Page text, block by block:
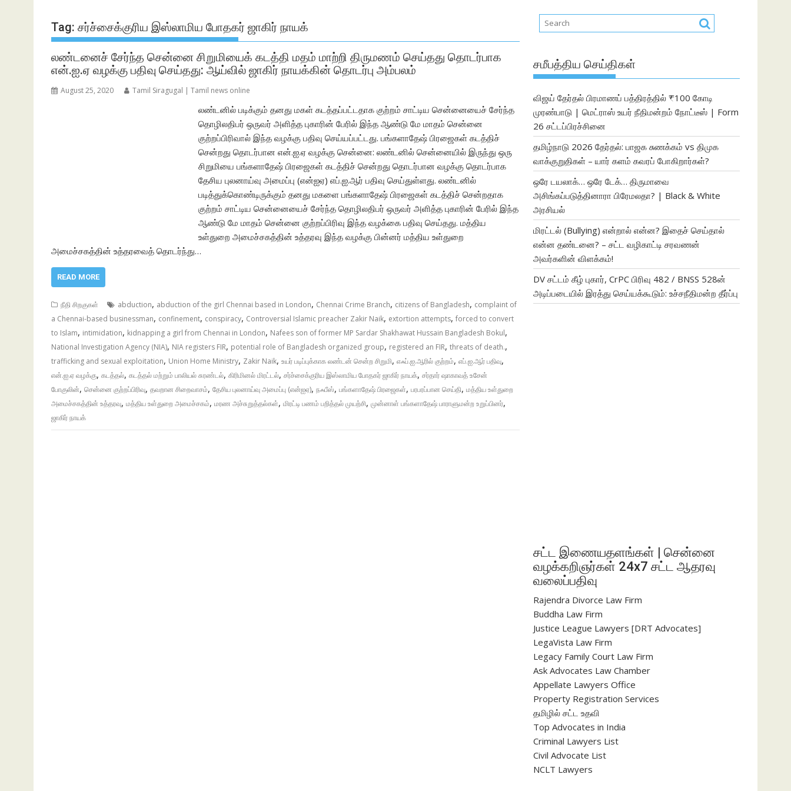
Tag: சர்ச்சைக்குரிய இஸ்லாமிய போதகர் ஜாகிர் நாயக்
லண்டனைச் சேர்ந்த சென்னை சிறுமியைக் கடத்தி மதம் மாற்றி திருமணம் செய்தது தொடர்பாக
என்.ஐ.ஏ வழக்கு பதிவு செய்தது: ஆய்வில் ஜாகிர் நாயக்கின் தொடர்பு அம்பலம்
August 25, 2020 Tamil Siragugal | Tamil news online
லண்டனில் படிக்கும் தனது மகள் கடத்தப்பட்டதாக குற்றம் சாட்டிய சென்னையைச் சேர்ந்த
தொழிலதிபர் ஒருவர் அளித்த புகாரின் பேரில் இந்த ஆண்டு மே மாதம் சென்னை
குற்றப்பிரிவால் இந்த வழக்கு பதிவு செய்யப்பட்டது. பங்களாதேஷ் பிரஜைகள் கடத்திச்
சென்றது தொடர்பான என்.ஐ.ஏ வழக்கு சென்னை: லண்டனில் சென்னையில் இருந்து ஒரு
சிறுமியை பங்களாதேஷ் பிரஜைகள் கடத்திச் சென்றது தொடர்பான வழக்கு தொடர்பாக
தேசிய புலனாய்வு அமைப்பு (என்ஐஏ) எப்.ஐ.ஆர் பதிவு செய்துள்ளது. லண்டனில்
படித்துக்கொண்டிருக்கும் தனது மகளை பங்களாதேஷ் பிரஜைகள் கடத்திச் சென்றதாக
குற்றம் சாட்டிய சென்னையைச் சேர்ந்த தொழிலதிபர் ஒருவர் அளித்த புகாரின் பேரில் இந்த
ஆண்டு மே மாதம் சென்னை குற்றப்பிரிவு இந்த வழக்கை பதிவு செய்தது. மத்திய
உள்துறை அமைச்சகத்தின் உத்தரவு இந்த வழக்கு பின்னர் மத்திய உள்துறை
அமைச்சகத்தின் உத்தரவைத் தொடர்ந்து…
READ MORE
நீதி சிறகுகள் abduction, abduction of the girl Chennai based in London, Chennai Crime Branch, citizens of Bangladesh, complaint of
a Chennai-based businessman, confinement, conspiracy, Controversial Islamic preacher Zakir Naik, extortion attempts, forced to convert
to Islam, intimidation, kidnapping a girl from Chennai in London, Nafees son of former MP Sardar Shakhawat Hussain Bangladesh Bokul,
National Investigation Agency (NIA), NIA registers FIR, potential role of Bangladesh organized group, registered an FIR, threats of death.,
trafficking and sexual exploitation, Union Home Ministry, Zakir Naik, உயர் படிப்புக்காக லண்டன் சென்ற சிறுமி, எஃப்.ஐ.ஆரில் குற்றம், எப்.ஐ.ஆர் பதிவு,
என்.ஐ.ஏ வழக்கு, கடத்தல், கடத்தல் மற்றும் பாலியல் சுரண்டல், கிரிமினல் மிரட்டல், சர்ச்சைக்குரிய இஸ்லாமிய போதகர் ஜாகிர் நாயக், சர்தார் ஷாகாவத் உசேன்
போகுலின், சென்னை குற்றப்பிரிவு, தவறான சிறைவாசம், தேசிய புலனாய்வு அமைப்பு (என்ஐஏ), நஃபீஸ், பங்களாதேஷ் பிரஜைகள், பரபரப்பான செய்தி, மத்திய உள்துறை
அமைச்சகத்தின் உத்தரவு, மத்திய உள்துறை அமைச்சகம், மரண அச்சுறுத்தல்கள், மிரட்டி பணம் பறித்தல் முயற்சி, முன்னாள் பங்களாதேஷ் பாராளுமன்ற உறுப்பினர்,
ஜாகிர் நாயக்
சமீபத்திய செய்திகள்
விஜய் தேர்தல் பிரமாணப் பத்திரத்தில் ₹100 கோடி
முரண்பாடு | மெட்ராஸ் உயர் நீதிமன்றம் நோட்டீஸ் | Form
26 சட்டப்பிரச்சினை
தமிழ்நாடு 2026 தேர்தல்: பாஜக சுணக்கம் vs திமுக
வாக்குறுதிகள் – யார் களம் கவரப் போகிறார்கள்?
ஒரே டயலாக்… ஒரே டேக்… திருமாவை
அசிங்கப்படுத்தினாரா பிரேமலதா? | Black & White
அரசியல்
மிரட்டல் (Bullying) என்றால் என்ன? இதைச் செய்தால்
என்ன தண்டனை? – சட்ட வழிகாட்டி சரவணன்
அவர்களின் விளக்கம்!
DV சட்டம் கீழ் புகார், CrPC பிரிவு 482 / BNSS 528ன்
அடிப்படையில் இரத்து செய்யக்கூடும்: உச்சநீதிமன்ற தீர்ப்பு
சட்ட இணையதளங்கள் | சென்னை
வழக்கறிஞர்கள் 24x7 சட்ட ஆதரவு
வலைப்பதிவு
Rajendra Divorce Law Firm
Buddha Law Firm
Justice League Lawyers [DRT Advocates]
LegaVista Law Firm
Legacy Family Court Law Firm
Ask Advocates Law Chamber
Appellate Lawyers Office
Property Registration Services
தமிழில் சட்ட உதவி
Top Advocates in India
Criminal Lawyers List
Civil Advocate List
NCLT Lawyers